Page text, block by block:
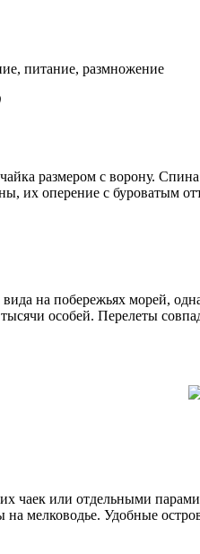
чайка размером с ворону.
их оперение с буроватым
на побережьях морей,
особей. Перелеты
чаек или отдельными
мелководье. Удобные